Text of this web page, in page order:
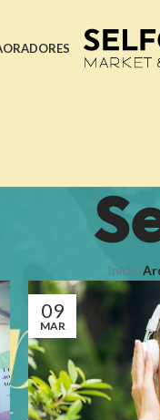
ORADORES
Início/
09
MAR